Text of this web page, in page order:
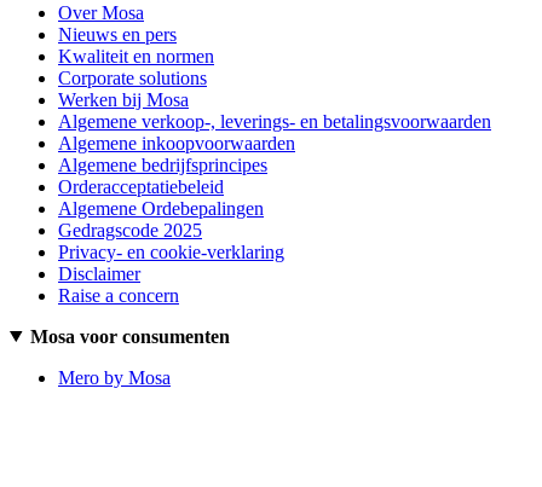
Over Mosa
Nieuws en pers
Kwaliteit en normen
Corporate solutions
Werken bij Mosa
Algemene verkoop-, leverings- en betalingsvoorwaarden
Algemene inkoopvoorwaarden
Algemene bedrijfsprincipes
Orderacceptatiebeleid
Algemene Ordebepalingen
Gedragscode 2025
Privacy- en cookie-verklaring
Disclaimer
Raise a concern
Mosa voor consumenten
Mero by Mosa